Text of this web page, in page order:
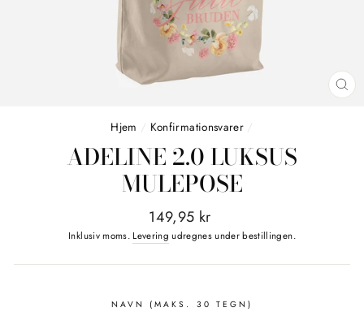
Hjem / Konfirmationsvarer /
ADELINE 2.0 LUKSUS
MULEPOSE
Normalpris
149,95 kr
Inklusiv moms. Levering udregnes under bestillingen.
NAVN (MAKS. 30 TEGN)